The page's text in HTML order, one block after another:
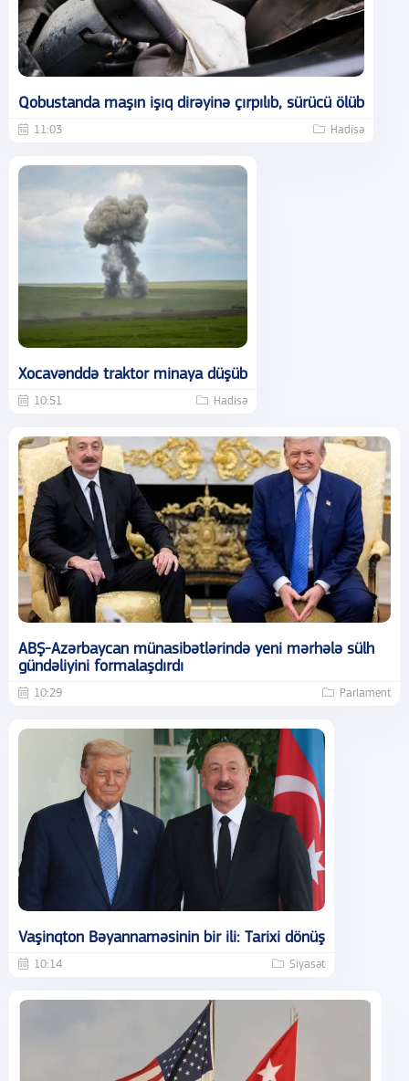
Qobustanda maşın işıq dirəyinə çırpılıb, sürücü ölüb
11:03 Hadisə
Xocavənddə traktor minaya düşüb
10:51 Hadisə
ABŞ-Azərbaycan münasibətlərində yeni mərhələ sülh
gündəliyini formalaşdırdı
10:29 Parlament
Vaşinqton Bəyannaməsinin bir ili: Tarixi dönüş
10:14 Siyasət